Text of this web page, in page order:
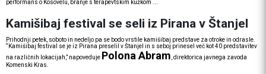
performans o Kosovelu, branje s terapevtskim kužkom ...
Kamišibaj festival se seli iz Pirana v Štanjel
Prihodnji petek, soboto in nedeljo pa se bodo vrstile kamišibaj predstave za otroke in odrasle.
“Kamišibaj festival se je iz Pirana preselil v Štanjel in s seboj prinesel več kot 40 predstavitev
na različnih lokacijah,” napoveduje Polona Abram , direktorica javnega zavoda
Komenski Kras.